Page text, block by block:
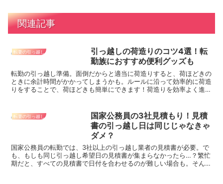
関連記事
転妻の引っ越し
引っ越しの荷造りのコツ4選！転
勤族におすすめ便利グッズも
転勤の引っ越し準備。面倒だからと適当に荷造りすると、荷ほどきの
ときに余計時間がかかってしまうかも。ルールに沿って効率的に荷造
りをすることで、荷ほどきも簡単にできます！荷造りを効率よく進め
転妻の引っ越し
国家公務員の3社見積もり！見積
書の引っ越し日は同じじゃなきゃ
ダメ？
国家公務員の転勤では、3社以上の引っ越し業者の見積書が必要。で
も、もしも同じ引っ越し希望日の見積書が集まらなかったら…？繁忙
期だと、すべての見積書で日付を合わせるのが難しい場合も。そんな